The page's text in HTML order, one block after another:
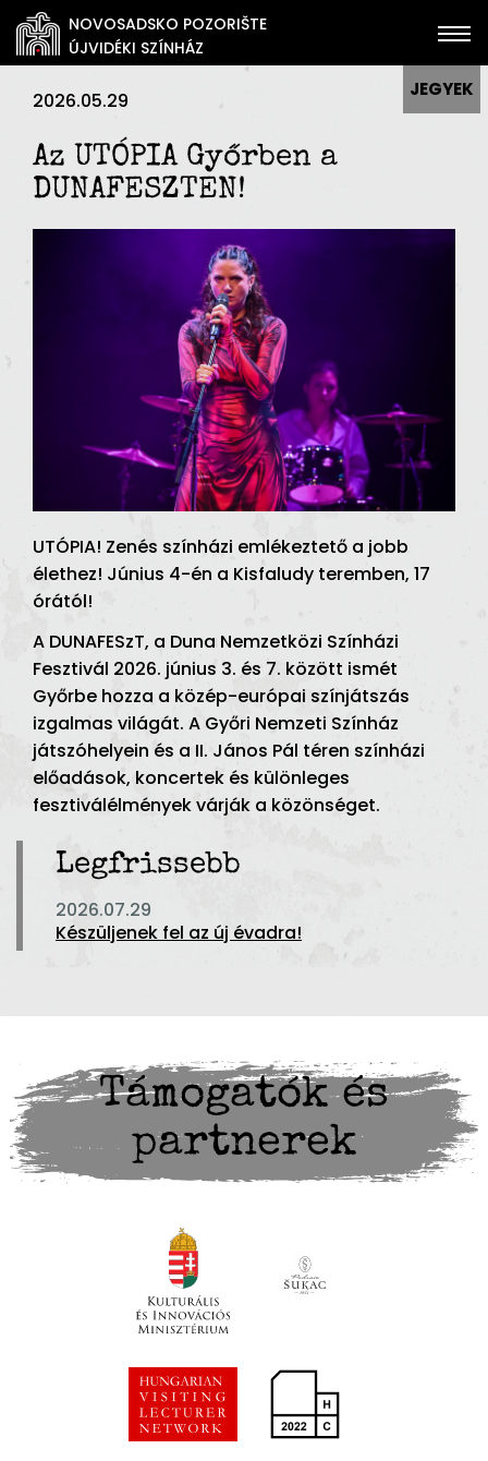
NOVOSADSKO POZORIŠTE
ÚJVIDÉKI SZÍNHÁZ
JEGYEK
2026.05.29
Az UTÓPIA Győrben a
DUNAFESZTEN!
UTÓPIA! Zenés színházi emlékeztető a jobb
élethez! Június 4-én a Kisfaludy teremben, 17
órától!
A DUNAFESzT, a Duna Nemzetközi Színházi
Fesztivál 2026. június 3. és 7. között ismét
Győrbe hozza a közép-európai színjátszás
izgalmas világát. A Győri Nemzeti Színház
játszóhelyein és a II. János Pál téren színházi
előadások, koncertek és különleges
fesztiválélmények várják a közönséget.
Legfrissebb
2026.07.29
Készüljenek fel az új évadra!
Támogatók és
partnerek